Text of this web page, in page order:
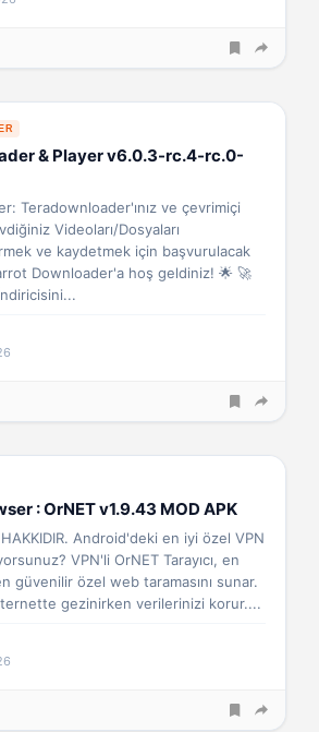
& Player v6.0.3-rc.4-rc.0-
Teradownloader'ınız ve çevrimiçi
Videoları/Dosyaları
ve kaydetmek için başvurulacak
Downloader'a hoş geldiniz! 🌟 🚀
: OrNET v1.9.43 MOD APK
Android'deki en iyi özel VPN
VPN'li OrNET Tarayıcı, en
güvenilir özel web taramasını sunar.
gezinirken verilerinizi korur....